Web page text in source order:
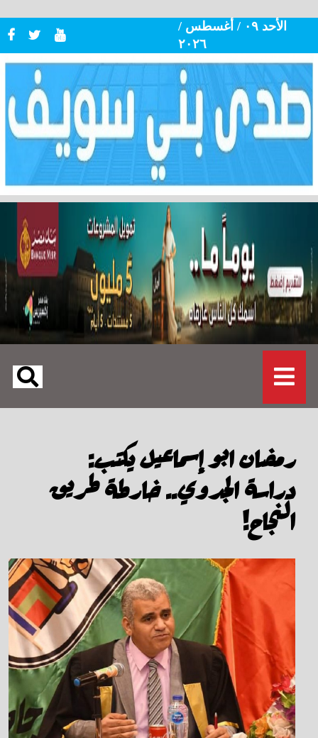
الأحد ٠٩ / أغسطس /
٢٠٢٦
رمضان ابو إسماعيل يكتب:
دراسة الجدوي.. خارطة طريق
النجاح!